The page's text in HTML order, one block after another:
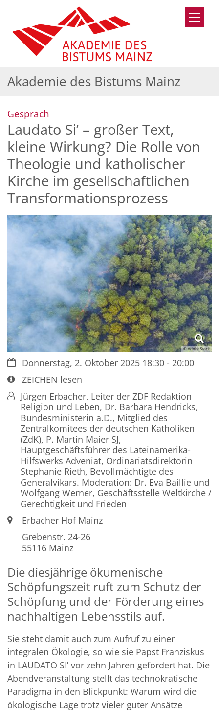
Zum Inhalt springen
Akademie des Bistums Mainz
Gespräch
Laudato Siʼ – großer Text,
kleine Wirkung? Die Rolle von
Theologie und katholischer
Kirche im gesellschaftlichen
Transformationsprozess
© AdobeStock
Datum:Donnerstag, 2. Oktober 2025 18:30 - 20:00
Art bzw. Nummer:
ZEICHEN lesen
Von:Jürgen Erbacher, Leiter der ZDF Redaktion
Religion und Leben, Dr. Barbara Hendricks,
Bundesministerin a.D., Mitglied des
Zentralkomitees der deutschen Katholiken
(ZdK), P. Martin Maier SJ,
Hauptgeschäftsführer des Lateinamerika-
Hilfswerks Adveniat, Ordinariatsdirektorin
Stephanie Rieth, Bevollmächtigte des
Generalvikars. Moderation: Dr. Eva Baillie und
Wolfgang Werner, Geschäftsstelle Weltkirche /
Gerechtigkeit und Frieden
Ort: Erbacher Hof Mainz
Grebenstr. 24-26
55116 Mainz
Die diesjährige ökumenische
Schöpfungszeit ruft zum Schutz der
Schöpfung und der Förderung eines
nachhaltigen Lebensstils auf.
Sie steht damit auch zum Aufruf zu einer
integralen Ökologie, so wie sie Papst Franziskus
in LAUDATO SI’ vor zehn Jahren gefordert hat. Die
Abendveranstaltung stellt das technokratische
Paradigma in den Blickpunkt: Warum wird die
ökologische Lage trotz vieler guter Ansätze